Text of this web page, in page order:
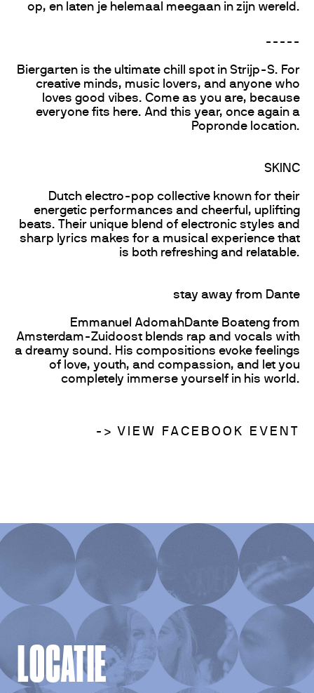
op, en laten je helemaal meegaan in zijn wereld.
-----
Biergarten is the ultimate chill spot in Strijp-S. For
creative minds, music lovers, and anyone who
loves good vibes. Come as you are, because
everyone fits here. And this year, once again a
Popronde location.
SKINC
Dutch electro-pop collective known for their
energetic performances and cheerful, uplifting
beats. Their unique blend of electronic styles and
sharp lyrics makes for a musical experience that
is both refreshing and relatable.
stay away from Dante
Emmanuel AdomahDante Boateng from
Amsterdam-Zuidoost blends rap and vocals with
a dreamy sound. His compositions evoke feelings
of love, youth, and compassion, and let you
completely immerse yourself in his world.
-> VIEW FACEBOOK EVENT
LOCATIE